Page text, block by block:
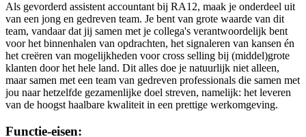
Als gevorderd assistent accountant bij RA12, maak je onderdeel uit
van een jong en gedreven team. Je bent van grote waarde van dit
team, vandaar dat jij samen met je collega's verantwoordelijk bent
voor het binnenhalen van opdrachten, het signaleren van kansen én
het creëren van mogelijkheden voor cross selling bij (middel)grote
klanten door het hele land. Dit alles doe je natuurlijk niet alleen,
maar samen met een team van gedreven professionals die samen met
jou naar hetzelfde gezamenlijke doel streven, namelijk: het leveren
van de hoogst haalbare kwaliteit in een prettige werkomgeving.
Functie-eisen: